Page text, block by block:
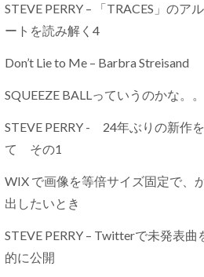
STEVE PERRY – 「TRACES」のア
ートを読み解く4
Don’t Lie to Me – Barbra Streisand
SQUEEZE BALLっていうのかな。。
STEVE PERRY - 24年ぶりの新作
て その1
WIX で画像を等倍サイズ固定で、
出したいとき
STEVE PERRY – Twitterで未発表曲
的に公開